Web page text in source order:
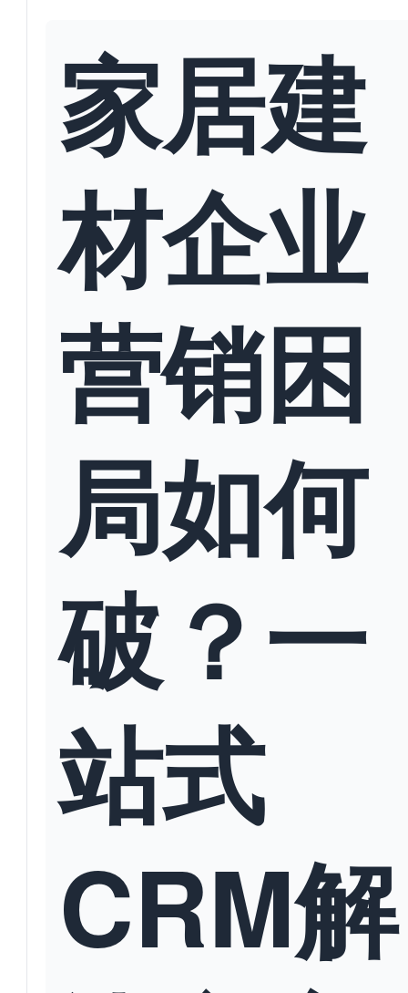
家居建
材企业
营销困
局如何
破？一
站式
CRM解